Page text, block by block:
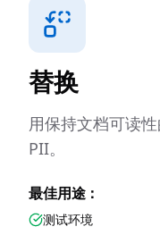
替换
用保持文档可读
PII。
最佳用途：
测试环境